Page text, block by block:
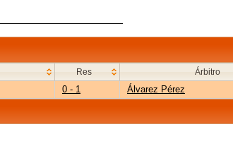
Res Árbitro
0 - 1 Álvarez Pérez